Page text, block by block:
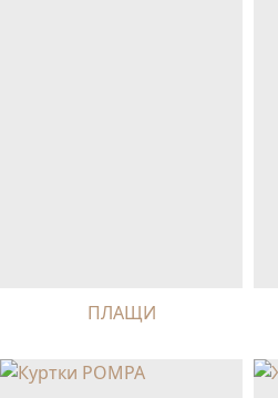
ПЛАЩИ